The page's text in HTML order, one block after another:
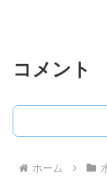
コメント
ホーム